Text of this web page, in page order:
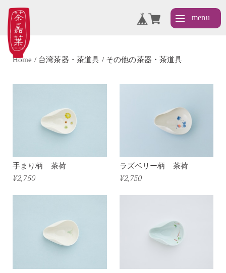
Home 台湾茶器・茶道具 その他の茶器・茶道具
手まり柄 茶荷
¥2,750
ラズベリー柄 茶荷
¥2,750